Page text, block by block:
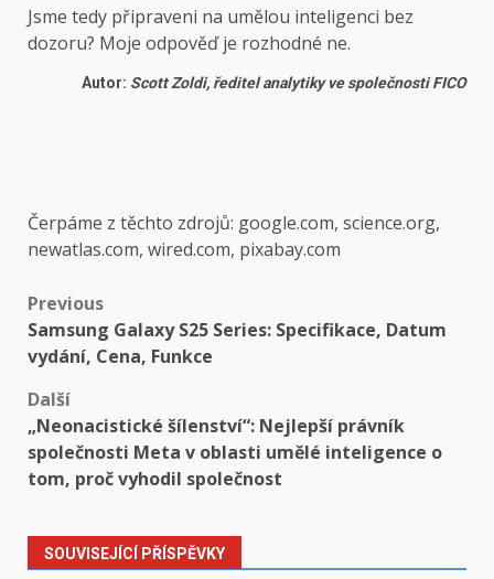
Jsme tedy připraveni na umělou inteligenci bez
dozoru? Moje odpověď je rozhodné ne.
Autor: Scott Zoldi, ředitel analytiky ve společnosti FICO
Čerpáme z těchto zdrojů: google.com, science.org,
newatlas.com, wired.com, pixabay.com
Post
navigation
Previous
Samsung Galaxy S25 Series: Specifikace, Datum
vydání, Cena, Funkce
Další
„Neonacistické šílenství“: Nejlepší právník
společnosti Meta v oblasti umělé inteligence o
tom, proč vyhodil společnost
SOUVISEJÍCÍ PŘÍSPĚVKY